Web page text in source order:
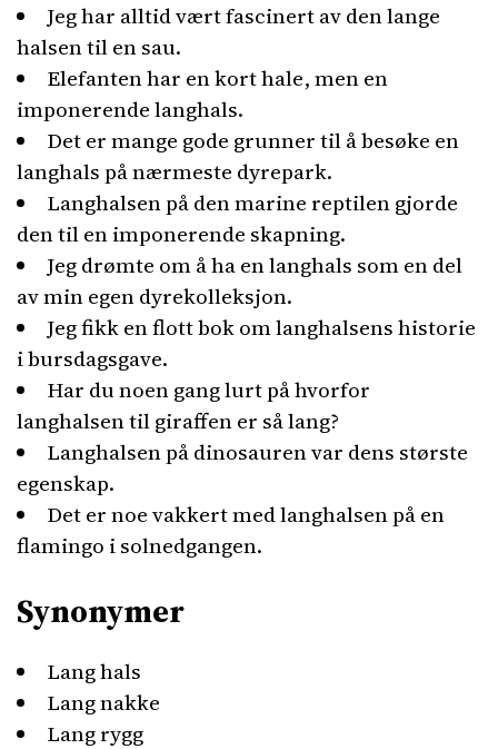
Jeg har alltid vært fascinert av den lange
halsen til en sau.
Elefanten har en kort hale, men en
imponerende langhals.
Det er mange gode grunner til å besøke en
langhals på nærmeste dyrepark.
Langhalsen på den marine reptilen gjorde
den til en imponerende skapning.
Jeg drømte om å ha en langhals som en del
av min egen dyrekolleksjon.
Jeg fikk en flott bok om langhalsens historie
i bursdagsgave.
Har du noen gang lurt på hvorfor
langhalsen til giraffen er så lang?
Langhalsen på dinosauren var dens største
egenskap.
Det er noe vakkert med langhalsen på en
flamingo i solnedgangen.
Synonymer
Lang hals
Lang nakke
Lang rygg